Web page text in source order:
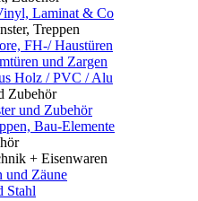
Laminat & Co
Treppen
FH-/ Haustüren
und Zargen
Holz / PVC / Alu
Zubehör
und Zubehör
Bau-Elemente
+ Eisenwaren
und Zäune
Stahl